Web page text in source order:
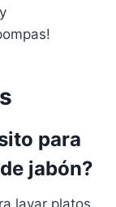
para
jabón?